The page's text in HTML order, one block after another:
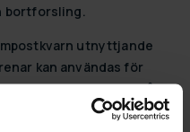
bortforsling.
utnyttjande
kan användas för
jordens näringsinnehåll
Dessutom kan det